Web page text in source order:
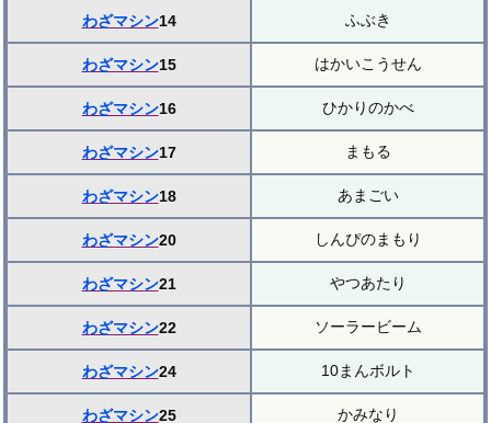
わざマシン14 ふぶき
わざマシン15 はかいこうせん
わざマシン16 ひかりのかべ
わざマシン17 まもる
わざマシン18 あまごい
わざマシン20 しんぴのまもり
わざマシン21 やつあたり
わざマシン22 ソーラービーム
わざマシン24 10まんボルト
わざマシン25 かみなり